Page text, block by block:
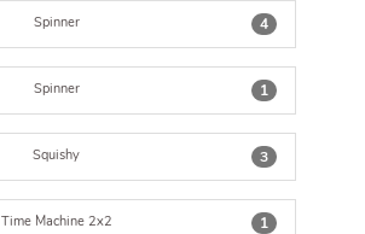
4
Spinner
1
Spinner
3
Squishy
1
Time Machine 2x2